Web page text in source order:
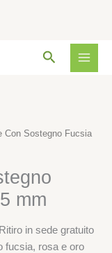
Cerca
Con Sostegno Fucsia
mm
in sede gratuito
fucsia, rosa e oro